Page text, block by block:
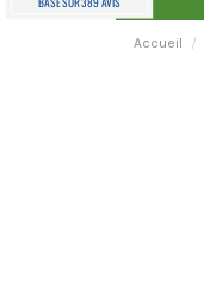
Accueil